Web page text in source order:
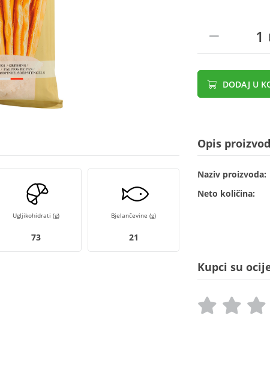
DODAJ U
Ugljikohidrati (g)
73
Bjelančevine (g)
21
Opis
Naziv proizvoda:
Neto količina:
Kupci su